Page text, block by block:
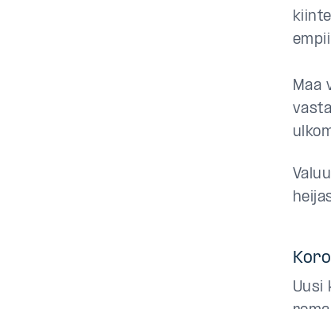
Maa
Uusi